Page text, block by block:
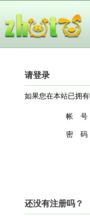
请登录
如果您在本站已拥
帐 号
密 码
还没有注册吗？